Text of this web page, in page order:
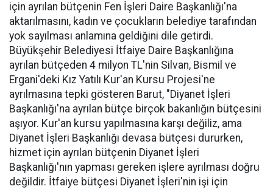
için ayrılan bütçenin Fen İşleri Daire Başkanlığı'na
aktarılmasını, kadın ve çocukların belediye tarafından
yok sayılması anlamına geldiğini dile getirdi.
Büyükşehir Belediyesi İtfaiye Daire Başkanlığına
ayrılan bütçeden 4 milyon TL'nin Silvan, Bismil ve
Ergani'deki Kız Yatılı Kur'an Kursu Projesi'ne
ayrılmasına tepki gösteren Barut, "Diyanet İşleri
Başkanlığı'na ayrılan bütçe birçok bakanlığın bütçesini
aşıyor. Kur'an kursu yapılmasına karşı değiliz, ama
Diyanet İşleri Başkanlığı devasa bütçesi dururken,
hizmet için ayrılan bütçenin Diyanet İşleri
Başkanlığı'nın yapması gereken işlere ayrılması doğru
değildir. İtfaiye bütçesi Diyanet İşleri'nin işi için